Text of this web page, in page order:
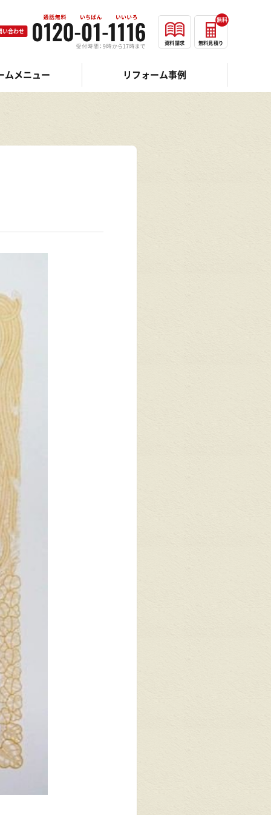
ムメニュー リフォーム事例
い合わせ
資料請求 無料見積り
無料